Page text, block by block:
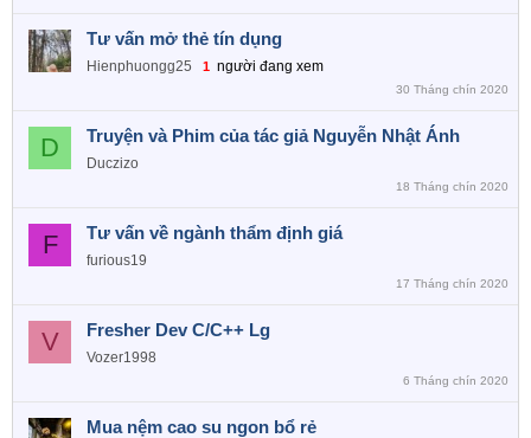
Tư vấn mở thẻ tín dụng
Hienphuongg25 1 người đang xem
30 Tháng chín 2020
D Truyện và Phim của tác giả Nguyễn Nhật Ánh
Duczizo
18 Tháng chín 2020
F Tư vấn về ngành thẩm định giá
furious19
17 Tháng chín 2020
V Fresher Dev C/C++ Lg
Vozer1998
6 Tháng chín 2020
Mua nệm cao su ngon bổ rẻ